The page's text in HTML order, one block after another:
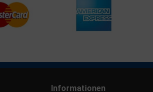
Informationen